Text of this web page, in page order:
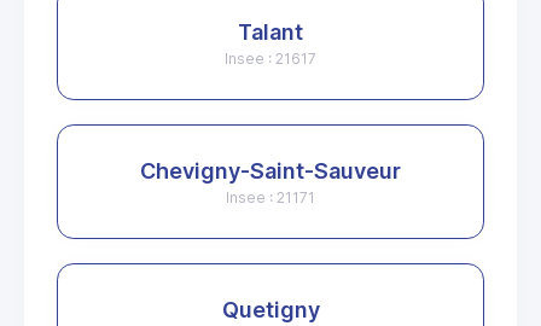
Talant
Insee : 21617
Chevigny-Saint-Sauveur
Insee : 21171
Quetigny